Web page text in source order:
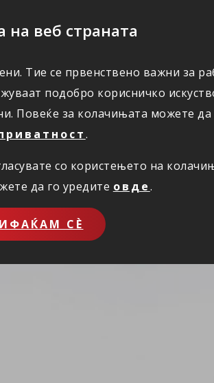
на веб страната
Тие се првенствено важни за
подобро корисничко
Повеќе за колачињата можете да
.
со користењето на
да го уредите овде.
СЀ
ЗА НАС